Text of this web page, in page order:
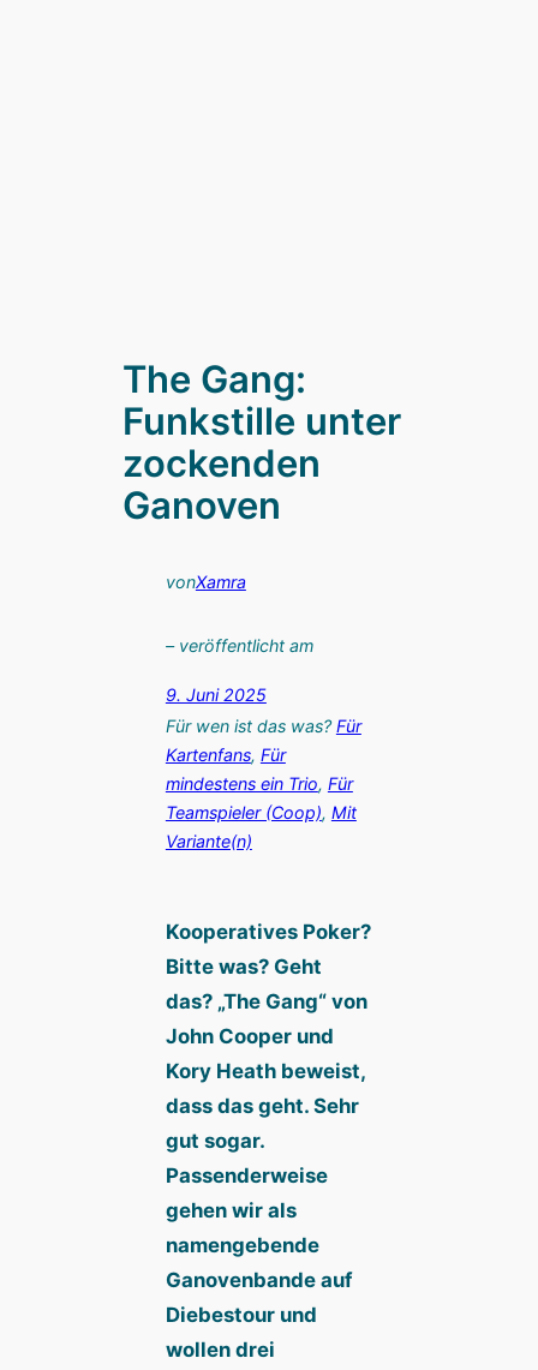
The Gang:
Funkstille unter
zockenden
Ganoven
vonXamra
– veröffentlicht am
9. Juni 2025
Für wen ist das was?Für
Kartenfans, Für
mindestens ein Trio, Für
Teamspieler (Coop), Mit
Variante(n)
Kooperatives Poker?
Bitte was? Geht
das? „The Gang“ von
John Cooper und
Kory Heath beweist,
dass das geht. Sehr
gut sogar.
Passenderweise
gehen wir als
namengebende
Ganovenbande auf
Diebestour und
wollen drei